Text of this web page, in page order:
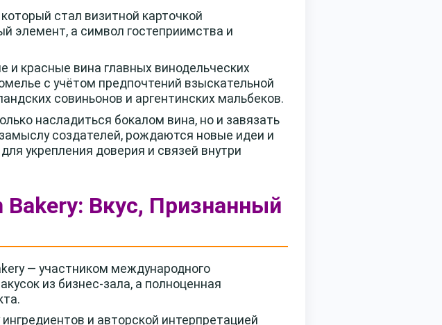
стал визитной карточкой
элемент, а символ гостеприимства и
и красные вина главных винодельческих
с учётом предпочтений взыскательной
совиньонов и аргентинских мальбеков.
насладиться бокалом вина, но и завязать
создателей, рождаются новые идеи и
укрепления доверия и связей внутри
Bakery: Вкус, Признанный
— участником международного
из бизнес-зала, а полноценная
и авторской интерпретацией